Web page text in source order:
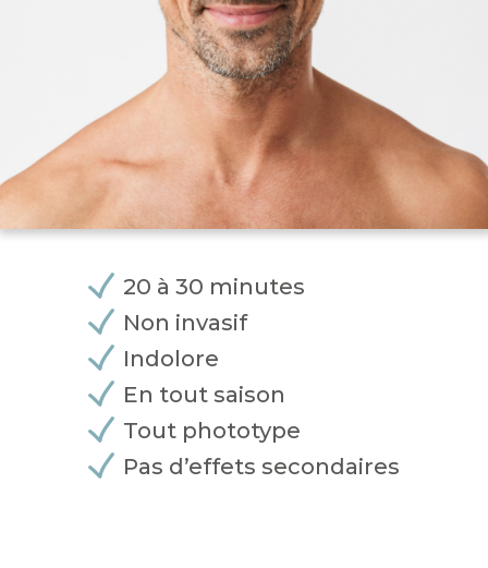
20 à 30 minutes
Non invasif
Indolore
En tout saison
Tout phototype
Pas d’effets secondaires